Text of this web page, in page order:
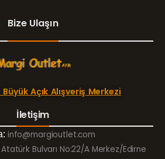
Bize Ulaşın
Büyük Açık Alışveriş Merkezi
İletişim
info@margioutlet.com
Atatürk Bulvarı No:22/A Merkez/Edirne